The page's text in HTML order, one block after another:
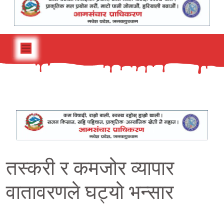
तस्करी र कमजोर व्यापार
वातावरणले घट्यो भन्सार